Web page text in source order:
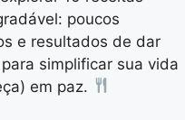
poucos
e resultados de dar
simplificar sua vida
em paz.